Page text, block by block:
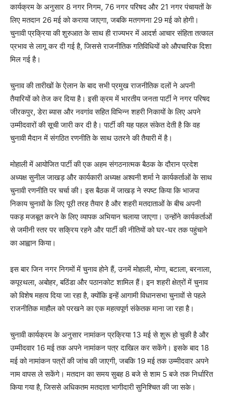
कार्यक्रम के अनुसार 8 नगर निगम, 76 नगर परिषद और 21 नगर पंचायतों के
लिए मतदान 26 मई को कराया जाएगा, जबकि मतगणना 29 मई को होगी।
चुनावी प्रक्रिया की शुरुआत के साथ ही राज्यभर में आदर्श आचार संहिता तत्काल
प्रभाव से लागू कर दी गई है, जिससे राजनीतिक गतिविधियों को औपचारिक दिशा
मिल गई है।
चुनाव की तारीखों के ऐलान के बाद सभी प्रमुख राजनीतिक दलों ने अपनी
तैयारियों को तेज कर दिया है। इसी क्रम में भारतीय जनता पार्टी ने नगर परिषद
जीरकपुर, डेरा ब्यास और नवगांव सहित विभिन्न शहरी निकायों के लिए अपने
उम्मीदवारों की सूची जारी कर दी है। पार्टी की यह पहल संकेत देती है कि वह
चुनावी मैदान में संगठित रणनीति के साथ उतरने की तैयारी में है।
मोहाली में आयोजित पार्टी की एक अहम संगठनात्मक बैठक के दौरान प्रदेश
अध्यक्ष सुनील जाखड़ और कार्यकारी अध्यक्ष अश्वनी शर्मा ने कार्यकर्ताओं के साथ
चुनावी रणनीति पर चर्चा की। इस बैठक में जाखड़ ने स्पष्ट किया कि भाजपा
निकाय चुनावों के लिए पूरी तरह तैयार है और शहरी मतदाताओं के बीच अपनी
पकड़ मजबूत करने के लिए व्यापक अभियान चलाया जाएगा। उन्होंने कार्यकर्ताओं
से जमीनी स्तर पर सक्रिय रहने और पार्टी की नीतियों को घर-घर तक पहुंचाने
का आह्वान किया।
इस बार जिन नगर निगमों में चुनाव होने हैं, उनमें मोहाली, मोगा, बटाला, बरनाला,
कपूरथला, अबोहर, बठिंडा और पठानकोट शामिल हैं। इन शहरी क्षेत्रों में चुनाव
को विशेष महत्व दिया जा रहा है, क्योंकि इन्हें आगामी विधानसभा चुनावों से पहले
राजनीतिक माहौल को परखने का एक महत्वपूर्ण संकेतक माना जा रहा है।
चुनावी कार्यक्रम के अनुसार नामांकन प्रक्रिया 13 मई से शुरू हो चुकी है और
उम्मीदवार 16 मई तक अपने नामांकन पत्र दाखिल कर सकेंगे। इसके बाद 18
मई को नामांकन पत्रों की जांच की जाएगी, जबकि 19 मई तक उम्मीदवार अपने
नाम वापस ले सकेंगे। मतदान का समय सुबह 8 बजे से शाम 5 बजे तक निर्धारित
किया गया है, जिससे अधिकतम मतदाता भागीदारी सुनिश्चित की जा सके।